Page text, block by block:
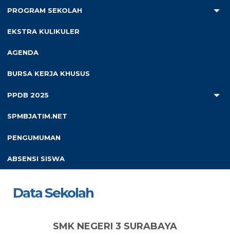
PROGRAM SEKOLAH
EKSTRA KULIKULER
AGENDA
BURSA KERJA KHUSUS
PPDB 2025
SPMBJATIM.NET
PENGUMUMAN
ABSENSI SISWA
Kunjungan Kerja Perorangan Anggota DPR RI Masa
RAPAT AWAL TAHUN PELAJARAN 2026 / 2027
Masa Pengenalan Lingkungan Sekolah (MPLS) 2026
BERLANGSUNG KHIDMAT DI SMK NEGERI 3
Data Sekolah
SMK NEGERI 3 SURABAYA